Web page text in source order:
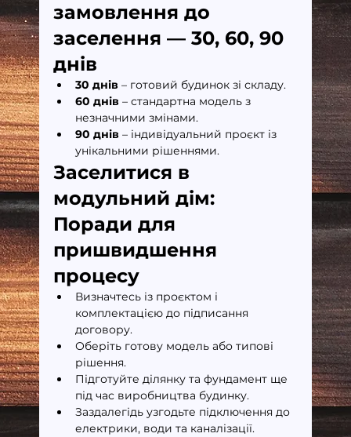
замовлення до
заселення — 30, 60, 90
днів
30 днів – готовий будинок зі складу.
60 днів – стандартна модель з
незначними змінами.
90 днів – індивідуальний проєкт із
унікальними рішеннями.
Заселитися в
модульний дім:
Поради для
пришвидшення
процесу
Визначтесь із проєктом і
комплектацією до підписання
договору.
Оберіть готову модель або типові
рішення.
Підготуйте ділянку та фундамент ще
під час виробництва будинку.
Заздалегідь узгодьте підключення до
електрики, води та каналізації.